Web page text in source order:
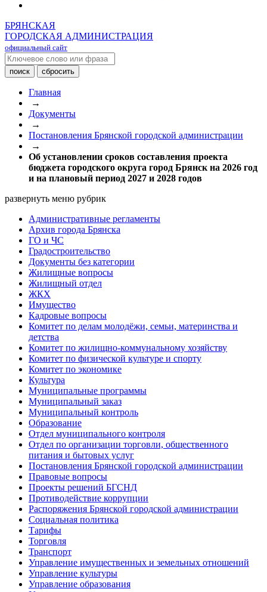
БРЯНСКАЯ
ГОРОДСКАЯ АДМИНИСТРАЦИЯ
официальный сайт
Главная
→
Документы
→
Постановления Брянской городской администрации
→
Об установлении сроков составления проекта
бюджета городского округа город Брянск на 2026 год
и на плановый период 2027 и 2028 годов
развернуть меню рубрик
Административные регламенты
Архив города Брянска
ГО и ЧС
Градостроительство
Документы без категории
Жилищные вопросы
Жилищный отдел
ЖКХ
Имущество
Кадровые вопросы
Комитет по делам молодёжи, семьи, материнства и
детства
Комитет по жилищно-коммунальному хозяйству
Комитет по физической культуре и спорту
Комитет по экономике
Культура
Муниципальные программы
Муниципальный заказ
Муниципальный контроль
Образование
Отдел муниципального контроля
Отдел по организации торговли, общественного
питания и бытовых услуг
Постановления Брянской городской администрации
Правовые вопросы
Проекты решений БГСНД
Противодействие коррупции
Распоряжения Брянской городской администрации
Социальная политика
Тарифы
Торговля
Транспорт
Управление имущественных и земельных отношений
Управление культуры
Управление образования